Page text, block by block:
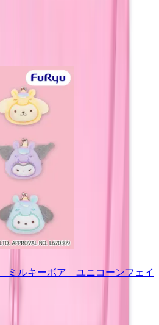
ミルキーボア ユニコーンフェイ